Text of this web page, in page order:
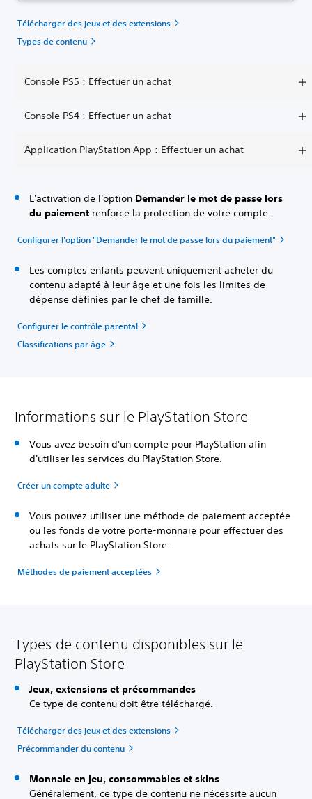
Télécharger des jeux et des extensions
Types de contenu
Console PS5 : Effectuer un achat
Console PS4 : Effectuer un achat
Application PlayStation App : Effectuer un achat
L'activation de l'option Demander le mot de passe lors
du paiement renforce la protection de votre compte.
Configurer l'option "Demander le mot de passe lors du paiement"
Les comptes enfants peuvent uniquement acheter du
contenu adapté à leur âge et une fois les limites de
dépense définies par le chef de famille.
Configurer le contrôle parental
Classifications par âge
Informations sur le PlayStation Store
Vous avez besoin d'un compte pour PlayStation afin
d'utiliser les services du PlayStation Store.
Créer un compte adulte
Vous pouvez utiliser une méthode de paiement acceptée
ou les fonds de votre porte-monnaie pour effectuer des
achats sur le PlayStation Store.
Méthodes de paiement acceptées
Types de contenu disponibles sur le
PlayStation Store
Jeux, extensions et précommandes
Ce type de contenu doit être téléchargé.
Télécharger des jeux et des extensions
Précommander du contenu
Monnaie en jeu, consommables et skins
Généralement, ce type de contenu ne nécessite aucun